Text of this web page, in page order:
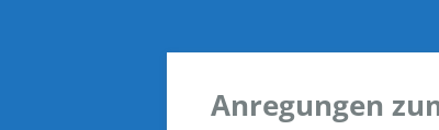
Zum
springen
Anregungen